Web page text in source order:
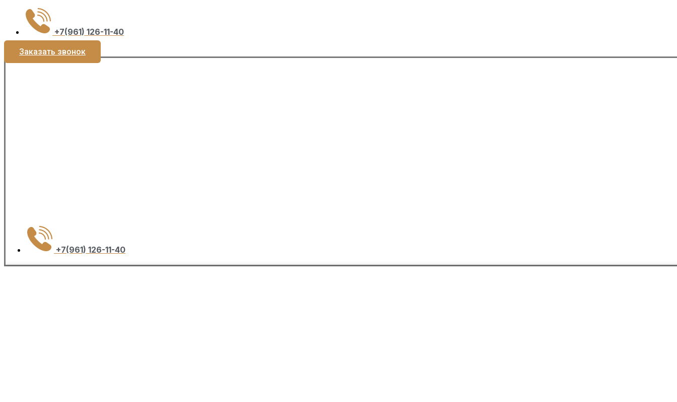
+7(961) 126-11-40
Заказать звонок
+7(961) 126-11-40